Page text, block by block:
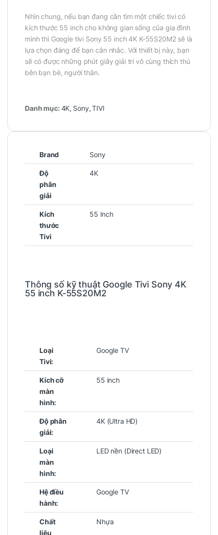
Nhìn chung, nếu bạn đang cần tìm một chiếc tivi có
kích thước 55 inch cho không gian sống của gia đình
mình thì Google tivi Sony 55 inch 4K K-55S20M2 sẽ là
lựa chọn đáng để bạn cân nhắc. Với thiết bị này, bạn
sẽ có được những phút giây giải trí vô cùng thích thú
bên bạn bè, người thân.
Danh mục:4K, Sony,TIVI
Brand Sony
Độ
phân
giải
4K
Kích
thước
Tivi
55 Inch
Thông số kỹ thuật Google Tivi Sony 4K
55 inch K-55S20M2
Loại
Tivi:
Google TV
Kích cỡ
màn
hình:
55 inch
Độ phân
giải:
4K (Ultra HD)
Loại
màn
hình:
LED nền (Direct LED)
Hệ điều
hành:
Google TV
Chất
liệu
Nhựa